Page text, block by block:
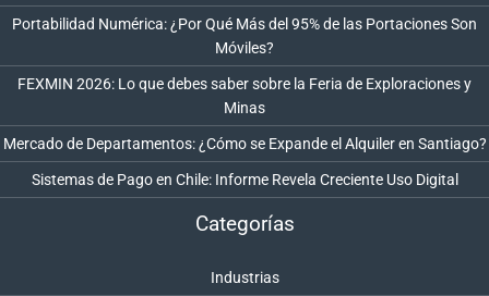
Portabilidad Numérica: ¿Por Qué Más del 95% de las Portaciones Son
Móviles?
FEXMIN 2026: Lo que debes saber sobre la Feria de Exploraciones y
Minas
Mercado de Departamentos: ¿Cómo se Expande el Alquiler en Santiago?
Sistemas de Pago en Chile: Informe Revela Creciente Uso Digital
Categorías
Industrias